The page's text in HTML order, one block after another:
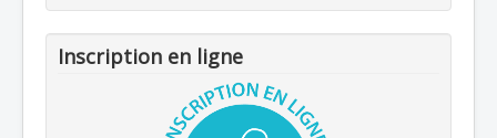
Inscription en ligne